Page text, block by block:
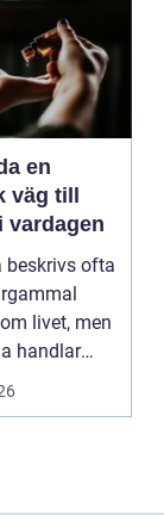
väg till
vardagen
beskrivs ofta
livet, men
handlar
något